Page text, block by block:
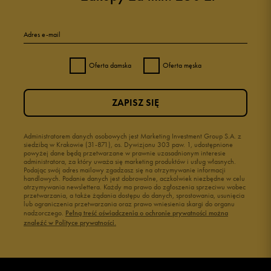
Adres e-mail
Oferta damska Oferta męska
Administratorem danych osobowych jest Marketing Investment Group S.A. z
siedzibą w Krakowie (31-871), os. Dywizjonu 303 paw. 1, udostępnione
powyżej dane będą przetwarzane w prawnie uzasadnionym interesie
administratora, za który uważa się marketing produktów i usług własnych.
Podając swój adres mailowy zgadzasz się na otrzymywanie informacji
handlowych. Podanie danych jest dobrowolne, aczkolwiek niezbędne w celu
otrzymywania newslettera. Każdy ma prawo do zgłoszenia sprzeciwu wobec
przetwarzania, a także żądania dostępu do danych, sprostowania, usunięcia
lub ograniczenia przetwarzania oraz prawo wniesienia skargi do organu
nadzorczego. Pełną treść oświadczenia o ochronie prywatności można
znaleźć w Polityce prywatności.
ZAPISZ SIĘ